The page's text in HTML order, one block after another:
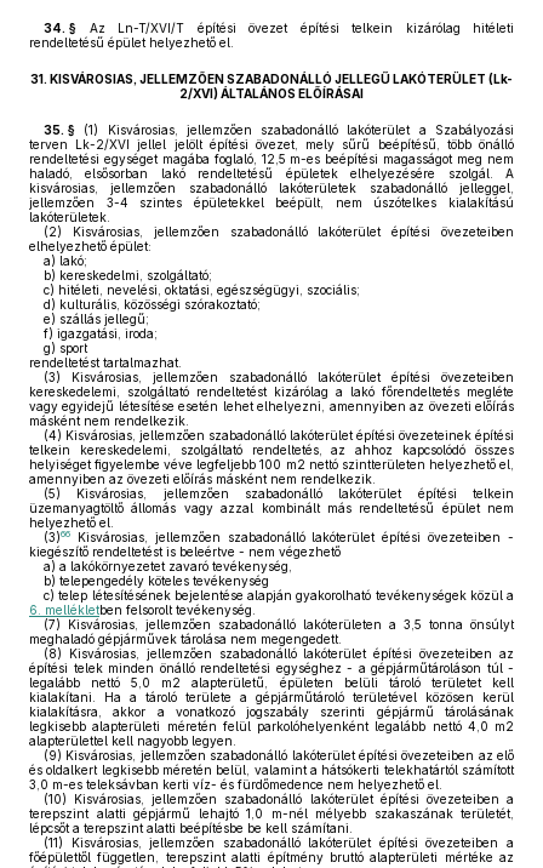
34. § Az Ln-T/XVI/T építési övezet építési telkein kizárólag hitéleti
rendeltetésű épület helyezhető el.
31. KISVÁROSIAS, JELLEMZŐEN SZABADONÁLLÓ JELLEGŰ LAKÓTERÜLET (Lk-
2/XVI) ÁLTALÁNOS ELŐÍRÁSAI
35. § (1)
Kisvárosias, jellemzően szabadonálló lakóterület a Szabályozási
terven Lk-2/XVI jellel jelölt építési övezet, mely sűrű beépítésű, több önálló
rendeltetési egységet magába foglaló, 12,5 m-es beépítési magasságot meg nem
haladó, elsősorban lakó rendeltetésű épületek elhelyezésére szolgál. A
kisvárosias, jellemzően szabadonálló lakóterületek szabadonálló jelleggel,
jellemzően 3-4 szintes épületekkel beépült, nem úszótelkes kialakítású
lakóterületek.
(2) Kisvárosias, jellemzően szabadonálló lakóterület építési övezeteiben
elhelyezhető épület:
a) lakó;
b) kereskedelmi, szolgáltató;
c) hitéleti, nevelési, oktatási, egészségügyi, szociális;
d) kulturális, közösségi szórakoztató;
e) szállás jellegű;
f) igazgatási, iroda;
g) sport
rendeltetést tartalmazhat.
(3) Kisvárosias, jellemzően szabadonálló lakóterület építési övezeteiben
kereskedelemi, szolgáltató rendeltetést kizárólag a lakó főrendeltetés megléte
vagy egyidejű létesítése esetén lehet elhelyezni, amennyiben az övezeti előírás
másként nem rendelkezik.
(4) Kisvárosias, jellemzően szabadonálló lakóterület építési övezeteinek építési
telkein kereskedelemi, szolgáltató rendeltetés, az ahhoz kapcsolódó összes
helyiséget figyelembe véve legfeljebb 100 m2 nettó szintterületen helyezhető el,
amennyiben az övezeti előírás másként nem rendelkezik.
(5) Kisvárosias, jellemzően szabadonálló lakóterület építési telkein
üzemanyagtöltő állomás vagy azzal kombinált más rendeltetésű épület nem
helyezhető el.
(3)66
Kisvárosias, jellemzően szabadonálló lakóterület építési övezeteiben -
kiegészítő rendeltetést is beleértve - nem végezhető
a) a lakókörnyezetet zavaró tevékenység,
b) telepengedély köteles tevékenység
c) telep létesítésének bejelentése alapján gyakorolható tevékenységek közül a
6. mellékletben felsorolt tevékenység.
(7) Kisvárosias, jellemzően szabadonálló lakóterületen a 3,5 tonna önsúlyt
meghaladó gépjárművek tárolása nem megengedett.
(8) Kisvárosias, jellemzően szabadonálló lakóterület építési övezeteiben az
építési telek minden önálló rendeltetési egységhez - a gépjárműtároláson túl -
legalább nettó 5,0 m2 alapterületű, épületen belüli tároló területet kell
kialakítani. Ha a tároló területe a gépjárműtároló területével közösen kerül
kialakításra, akkor a vonatkozó jogszabály szerinti gépjármű tárolásának
legkisebb alapterületi méretén felül parkolóhelyenként legalább nettó 4,0 m2
alapterülettel kell nagyobb legyen.
(9) Kisvárosias, jellemzően szabadonálló lakóterület építési övezeteiben az elő
és oldalkert legkisebb méretén belül, valamint a hátsókerti telekhatártól számított
3,0 m-es teleksávban kerti víz- és fürdőmedence nem helyezhető el.
(10) Kisvárosias, jellemzően szabadonálló lakóterület építési övezeteiben a
terepszint alatti gépjármű lehajtó 1,0 m-nél mélyebb szakaszának területét,
lépcsőt a terepszint alatti beépítésbe be kell számítani.
(11) Kisvárosias, jellemzően szabadonálló lakóterület építési övezeteiben a
főépülettől független, terepszint alatti építmény bruttó alapterületi mértéke az